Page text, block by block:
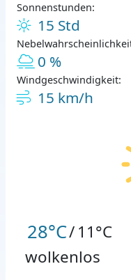
Sonnenstunden:
15 Std
0 %
Windgeschwindigkeit:
15 km/h
28°C/11°C
wolkenlos